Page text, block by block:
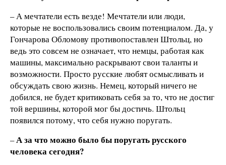
– А мечтатели есть везде! Мечтатели или люди,
которые не воспользовались своим потенциалом. Да, у
Гончарова Обломову противопоставлен Штольц, но
ведь это совсем не означает, что немцы, работая как
машины, максимально раскрывают свои таланты и
возможности. Просто русские любят осмысливать и
обсуждать свою жизнь. Немец, который ничего не
добился, не будет критиковать себя за то, что не достиг
той вершины, которой мог бы достичь. Штольц
появился потому, что себя нужно поругать.
–А за что можно было бы поругать русского
человекасегодня?